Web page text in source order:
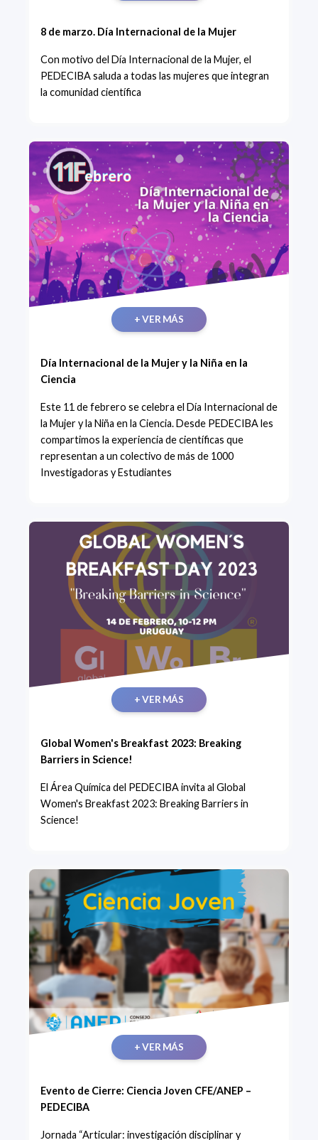
8 de marzo. Día Internacional de la Mujer
Con motivo del Día Internacional de la Mujer, el
PEDECIBA saluda a todas las mujeres que integran
la comunidad científica
+ VER MÁS
Día Internacional de la Mujer y la Niña en la
Ciencia
Este 11 de febrero se celebra el Día Internacional de
la Mujer y la Niña en la Ciencia. Desde PEDECIBA les
compartimos la experiencia de científicas que
representan a un colectivo de más de 1000
Investigadoras y Estudiantes
+ VER MÁS
Global Women's Breakfast 2023: Breaking
Barriers in Science!
El Área Química del PEDECIBA invita al Global
Women's Breakfast 2023: Breaking Barriers in
Science!
+ VER MÁS
Evento de Cierre: Ciencia Joven CFE/ANEP –
PEDECIBA
Jornada “Articular: investigación disciplinar y